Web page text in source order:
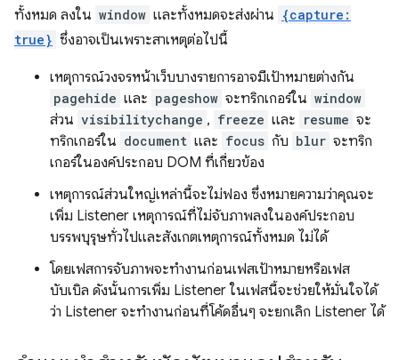
ทั้งหมด ลงใน window และทั้งหมดจะส่งผ่าน {capture:
true} ซึ่งอาจเป็นเพราะสาเหตุต่อไปนี้
เหตุการณ์วงจรหน้าเว็บบางรายการอาจมีเป้าหมายต่างกัน
pagehide และ pageshow จะทริกเกอร์ใน window
ส่วน visibilitychange , freeze และ resume จะ
ทริกเกอร์ใน document และ focus กับ blur จะทริก
เกอร์ในองค์ประกอบ DOM ที่เกี่ยวข้อง
เหตุการณ์ส่วนใหญ่เหล่านี้จะไม่ฟอง ซึ่งหมายความว่าคุณจะ
เพิ่ม Listener เหตุการณ์ที่ไม่จับภาพลงในองค์ประกอบ
บรรพบุรุษทั่วไปและสังเกตเหตุการณ์ทั้งหมด ไม่ได้
โดยเฟสการจับภาพจะทำงานก่อนเฟสเป้าหมายหรือเฟส
บับเบิล ดังนั้นการเพิ่ม Listener ในเฟสนี้จะช่วยให้มั่นใจได้
ว่า Listener จะทำงานก่อนที่โค้ดอื่นๆ จะยกเลิก Listener ได้